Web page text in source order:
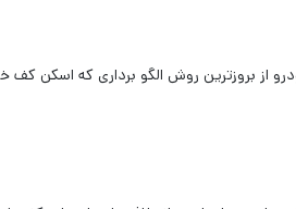
از بروزترین روش الگو برداری که اسکن